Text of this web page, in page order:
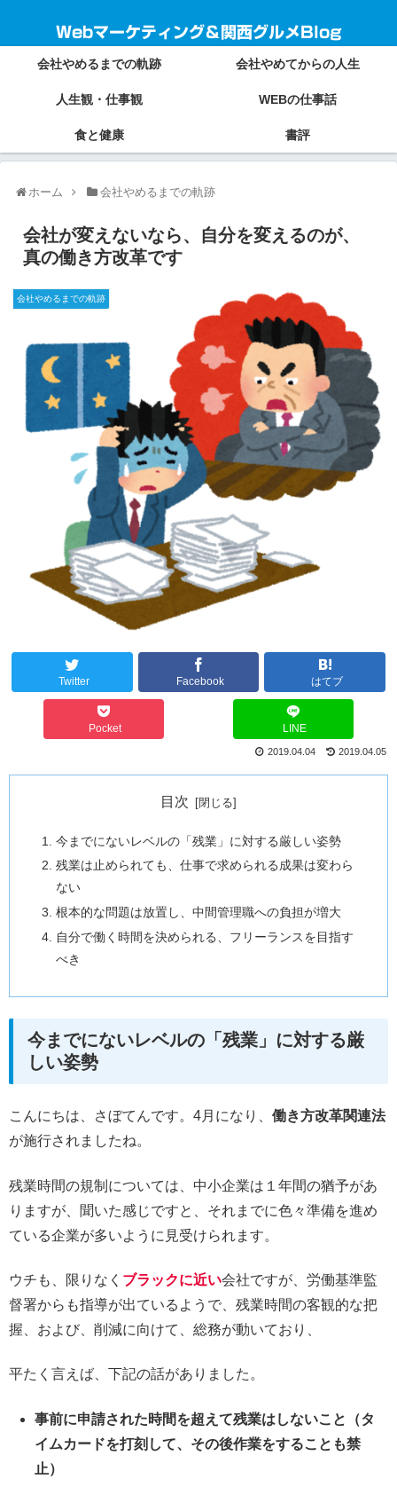
Webマーケティング＆関西グルメBlog
会社やめるまでの軌跡 会社やめてからの人生
人生観・仕事観 WEBの仕事話
食と健康 書評
ホーム 会社やめるまでの軌跡
会社が変えないなら、自分を変えるのが、
真の働き方改革です
会社やめるまでの軌跡
Twitter Facebook はてブ
Pocket LINE
2019.04.05
2019.04.04
目次
今までにないレベルの「残業」に対する厳しい姿勢
残業は止められても、仕事で求められる成果は変わら
ない
根本的な問題は放置し、中間管理職への負担が増大
自分で働く時間を決められる、フリーランスを目指す
べき
今までにないレベルの「残業」に対する厳
しい姿勢
こんにちは、さぼてんです。4月になり、 働き方改革関連法
が施行されましたね。
残業時間の規制については、中小企業は１年間の猶予があ
りますが、聞いた感じですと、それまでに色々準備を進め
ている企業が多いように見受けられます。
ウチも、限りなく ブラックに近い会社ですが、労働基準監
督署からも指導が出ているようで、残業時間の客観的な把
握、および、削減に向けて、総務が動いており、
平たく言えば、下記の話がありました。
事前に申請された時間を超えて残業はしないこと（タ
イムカードを打刻して、その後作業をすることも禁
止）